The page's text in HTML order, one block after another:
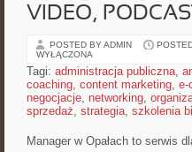
VIDEO,
POSTED BY ADMIN
WYŁĄCZONA
Tagi: administracja publiczna,
coaching, content marketing, e-
negocjacje, networking,
sprzedaż, strategia, szkolenia
Manager w Opałach to serwis